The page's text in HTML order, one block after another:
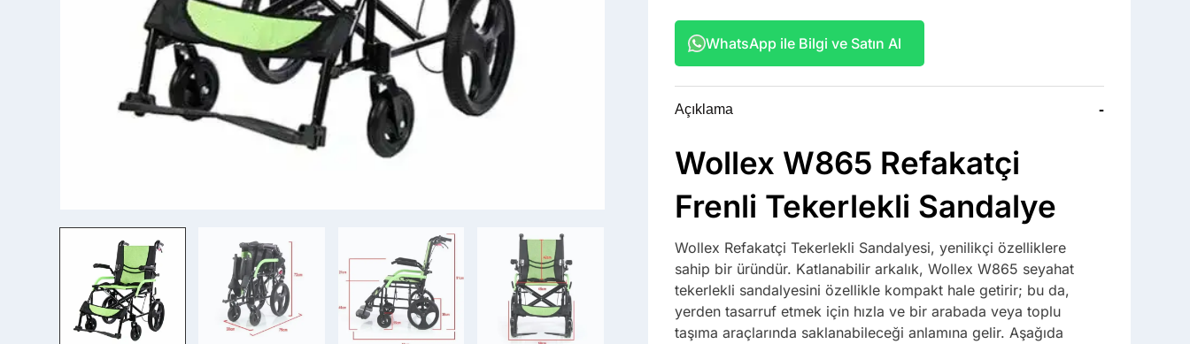
WhatsApp ile Bilgi ve Satın Al
Açıklama -
Wollex W865 Refakatçi
Frenli Tekerlekli Sandalye
Wollex Refakatçi Tekerlekli Sandalyesi, yenilikçi özelliklere
sahip bir üründür. Katlanabilir arkalık, Wollex W865 seyahat
tekerlekli sandalyesini özellikle kompakt hale getirir; bu da,
yerden tasarruf etmek için hızla ve bir arabada veya toplu
taşıma araçlarında saklanabileceği anlamına gelir. Aşağıda